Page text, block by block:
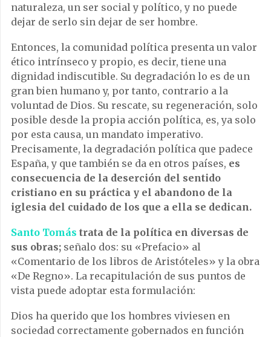
naturaleza, un ser social y político, y no puede
dejar de serlo sin dejar de ser hombre.
Entonces, la comunidad política presenta un valor
ético intrínseco y propio, es decir, tiene una
dignidad indiscutible. Su degradación lo es de un
gran bien humano y, por tanto, contrario a la
voluntad de Dios. Su rescate, su regeneración, solo
posible desde la propia acción política, es, ya solo
por esta causa, un mandato imperativo.
Precisamente, la degradación política que padece
España, y que también se da en otros países, es
consecuencia de la deserción del sentido
cristiano en su práctica y el abandono de la
iglesia del cuidado de los que a ella se dedican.
Santo Tomás trata de la política en diversas de
sus obras; señalo dos: su «Prefacio» al
«Comentario de los libros de Aristóteles» y la obra
«De Regno». La recapitulación de sus puntos de
vista puede adoptar esta formulación:
Dios ha querido que los hombres viviesen en
sociedad correctamente gobernados en función